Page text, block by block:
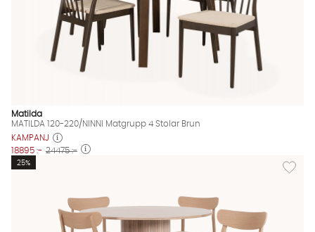
Matilda
MATILDA 120-220/NINNI Matgrupp 4 Stolar Brun
KAMPANJ
18895 :- 24475 :-
Lägg
25%